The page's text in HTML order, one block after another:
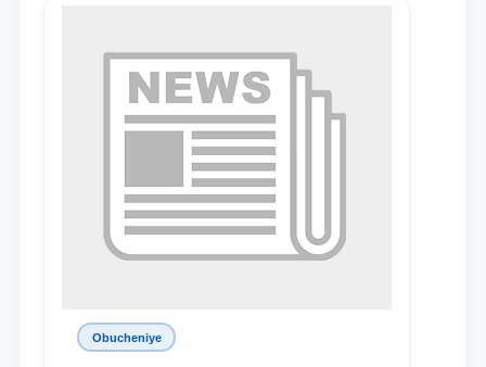
Obucheniye